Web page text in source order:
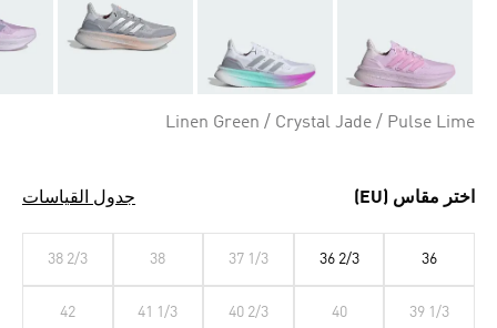
Linen Green / Crystal Jade / Pulse Lime
اختر مقاس (EU) جدول القياسات
36
36 2/3
37 1/3
38
38 2/3
39 1/3
40
40 2/3
41 1/3
42